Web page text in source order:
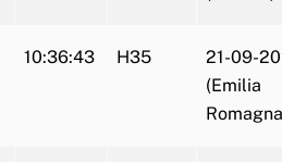
10:36:43 H35
21-09-
(Emilia